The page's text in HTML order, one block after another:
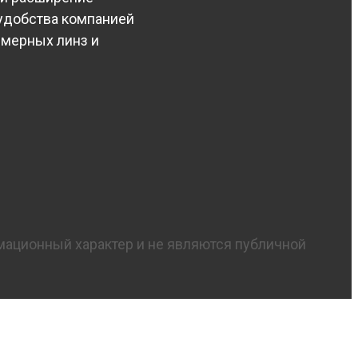
компанией
линз и
характер и не являются публичной